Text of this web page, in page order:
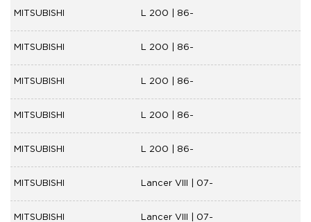
MITSUBISHI L 200 | 86-
MITSUBISHI L 200 | 86-
MITSUBISHI L 200 | 86-
MITSUBISHI L 200 | 86-
MITSUBISHI L 200 | 86-
MITSUBISHI Lancer VIII | 07-
MITSUBISHI Lancer VIII | 07-